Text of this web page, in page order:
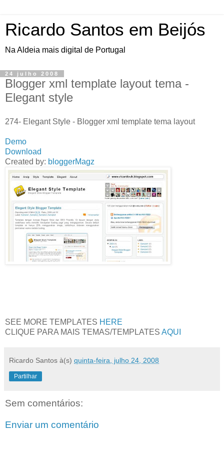
Ricardo Santos em Beijós
Na Aldeia mais digital de Portugal
24 julho 2008
Blogger xml template layout tema -
Elegant style
274- Elegant Style - Blogger xml template tema layout
Demo
Download
Created by: bloggerMagz
SEE MORE TEMPLATES HERE
CLIQUE PARA MAIS TEMAS/TEMPLATES AQUI
Ricardo Santos à(s) quinta-feira, julho 24, 2008
Partilhar
Sem comentários:
Enviar um comentário